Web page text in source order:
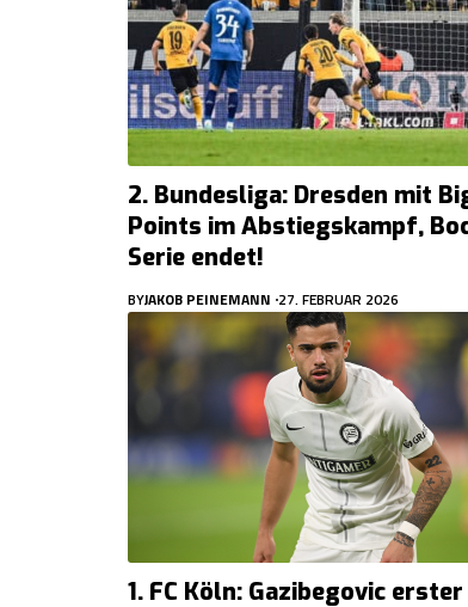
2. Bundesliga: Dresden mit
Points im Abstiegskampf,
Serie endet!
BYJAKOB PEINEMANN 27. FEBRUAR 2026
1. FC Köln: Gazibegovic erster